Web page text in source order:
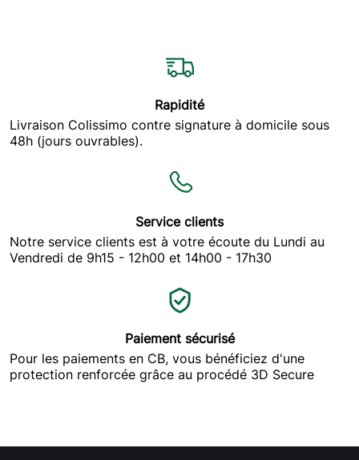
Nettoie toutes les surfaces et nourrit le plastique et
27/05/2020
Premier nettoyage sur v
Afficher plus
Cliquez ici pour laisser un commentaire
Rapidité
Livraison Colissimo contre signature à domicile sous
48h (jours ouvrables).
Service clients
Notre service clients est à votre écoute du Lundi au
Vendredi de 9h15 - 12h00 et 14h00 - 17h30
Paiement sécurisé
Pour les paiements en CB, vous bénéficiez d'une
protection renforcée grâce au procédé 3D Secure